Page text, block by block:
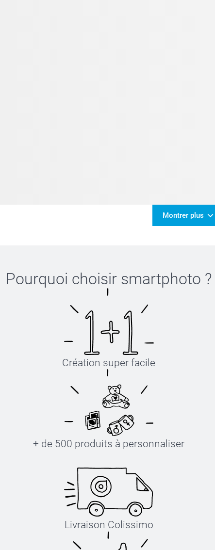
Montrer plus
Pourquoi choisir smartphoto ?
Création super facile
+ de 500 produits à personnaliser
Livraison Colissimo